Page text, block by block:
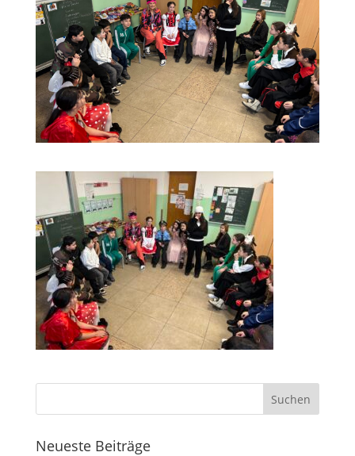
Neueste Beiträge